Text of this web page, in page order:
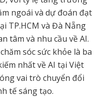
ngoái và dự đoán đạt
TP.HCM và Đà Nẵng
tâm và nhu cầu về AI.
sóc sức khỏe là ba
nhất về AI tại Việt
vai trò chuyển đổi
tế sáng tạo.